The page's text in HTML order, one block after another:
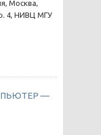
Москва,
4, НИВЦ МГУ
—